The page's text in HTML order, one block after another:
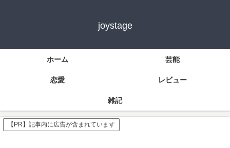
joystage
ホーム 芸能
恋愛 レビュー
雑記
【PR】記事内に広告が含まれています